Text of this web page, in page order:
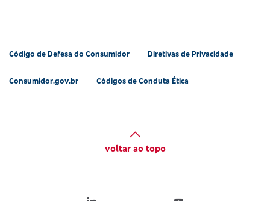
Código de Defesa do Consumidor Diretivas de Privacidade
Consumidor.gov.br Códigos de Conduta Ética
voltar ao topo